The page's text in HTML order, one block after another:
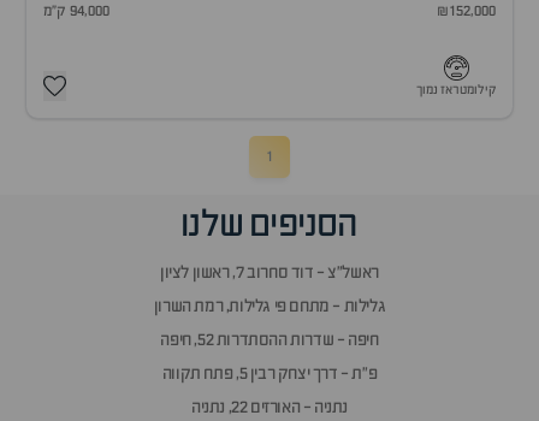
₪152,000 94,000 ק"מ
קילומטראז נמוך
1
הסניפים שלנו
ראשל״צ - דוד סחרוב 7, ראשון לציון
גלילות - מתחם פי גלילות, רמת השרון
חיפה - שדרות ההסתדרות 52, חיפה
פ״ת - דרך יצחק רבין 5, פתח תקווה
נתניה - האורזים 22, נתניה